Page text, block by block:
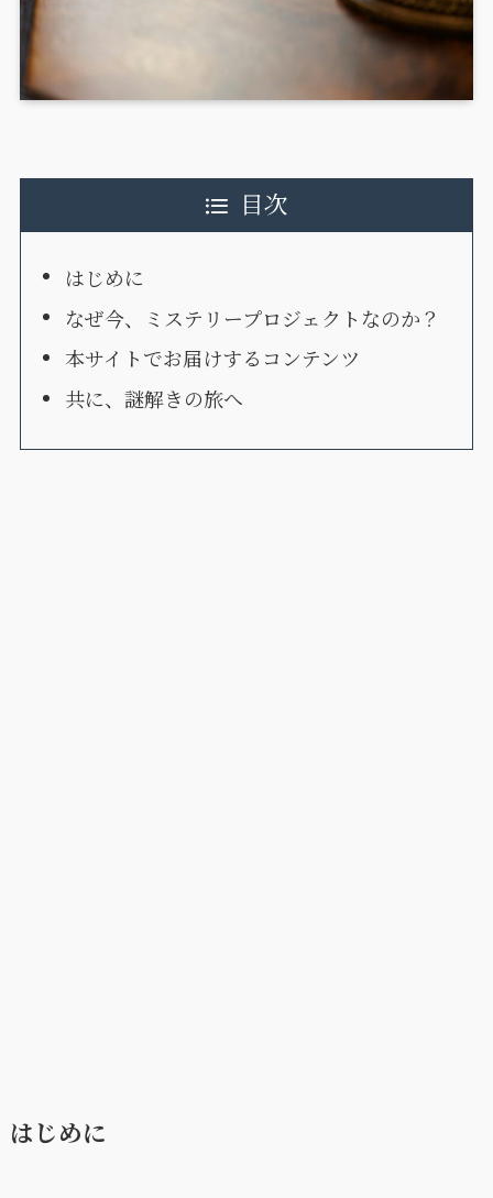
目次
はじめに
なぜ今、ミステリープロジェクトなのか？
本サイトでお届けするコンテンツ
共に、謎解きの旅へ
はじめに